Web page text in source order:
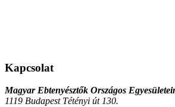
Kapcsolat
Magyar Ebtenyésztők Országos
1119 Budapest Tétényi út 130.